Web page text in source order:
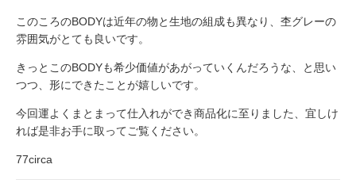
このころのBODYは近年の物と生地の組成も異なり、杢グレーの
雰囲気がとても良いです。
きっとこのBODYも希少価値があがっていくんだろうな、と思い
つつ、形にできたことが嬉しいです。
今回運よくまとまって仕入れができ商品化に至りました、宜しけ
れば是非お手に取ってご覧ください。
77circa